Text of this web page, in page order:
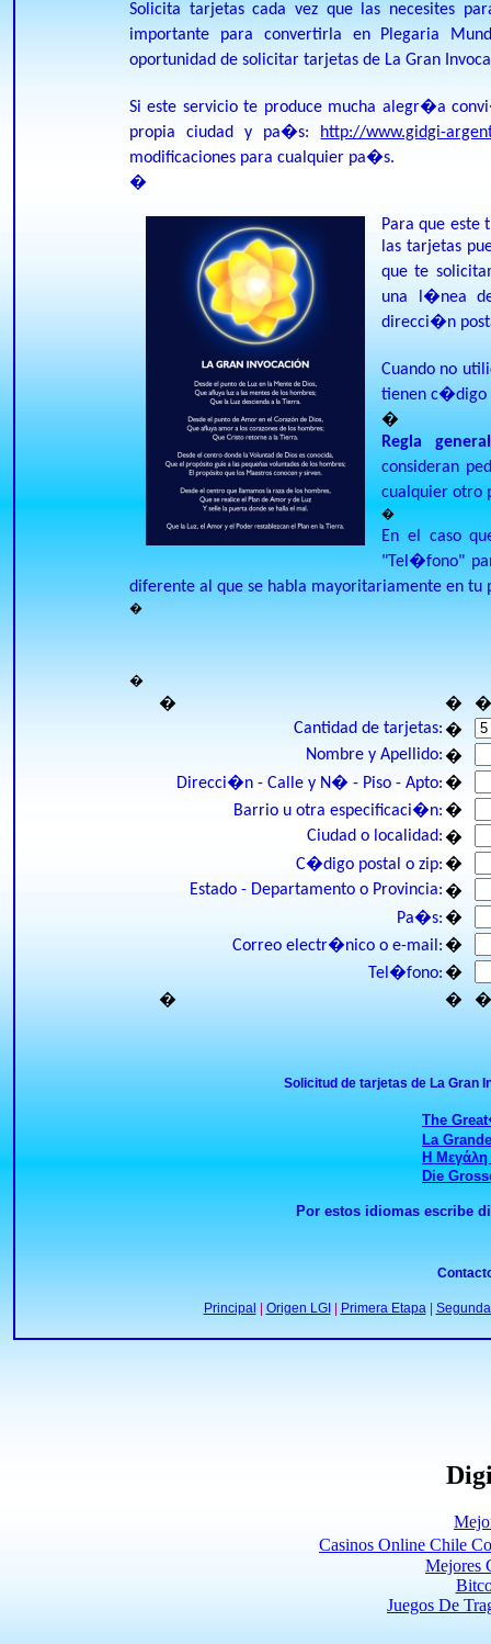
Solicita tarjetas cada vez que las necesites
importante para convertirla en Plegaria
oportunidad de solicitar tarjetas de La Gran
Si este servicio te produce mucha alegr�a
propia ciudad y pa�s: http://www.gidgi-
modificaciones para cualquier pa�s.
�
Para que
las tarjetas
que te
una l�nea
direcci�n
Cuando no
tienen c�digo
�
Regla general
consideran
cualquier otro
�
En el caso
"Tel�fono"
diferente al que se habla mayoritariamente en tu
�
�
� � �
Cantidad de tarjetas:�
Nombre y Apellido: �
Direcci�n - Calle y N� - Piso - Apto:�
Barrio u otra especificaci�n: �
Ciudad o localidad: �
C�digo postal o zip: �
Estado - Departamento o Provincia: �
Pa�s: �
Correo electr�nico o e-mail:�
Tel�fono:�
�
� �
Solicitud de tarjetas de La Gran
The
La
Η
Die
Por estos idiomas escribe
Principal Origen LGI Primera Etapa
Casinos Online Chile
Mejores
Juegos De